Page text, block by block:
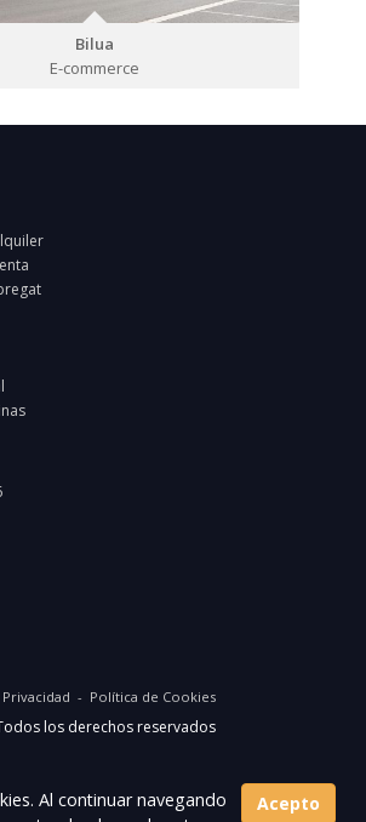
Bilua
E-commerce
- Política de Cookies
los derechos reservados
by:Projectes a Internet
Al continuar navegando
Acepto